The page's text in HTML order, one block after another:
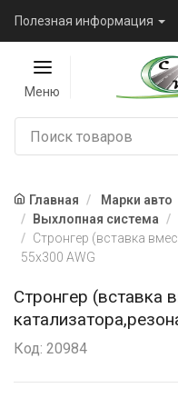
Полезная информация
Меню
Главная Марки авто
Выхлопная система
Стронгер (вставка
55х300 AWG
Стронгер (вставка
Код: 20984